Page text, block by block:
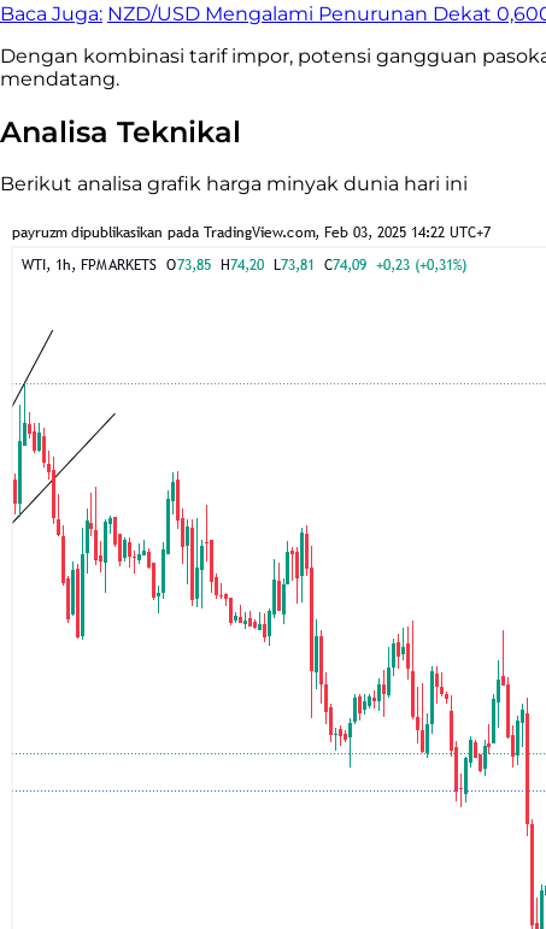
Baca Juga: NZD/USD Mengalami Penurunan Dekat
Dengan kombinasi tarif impor, potensi gangguan
mendatang.
Analisa Teknikal
Berikut analisa grafik harga minyak dunia hari ini